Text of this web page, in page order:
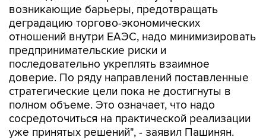
возникающие барьеры, предотвращать
деградацию торгово-экономических
отношений внутри ЕАЭС, надо минимизировать
предпринимательские риски и
последовательно укреплять взаимное
доверие. По ряду направлений поставленные
стратегические цели пока не достигнуты в
полном объеме. Это означает, что надо
сосредоточиться на практической реализации
уже принятых решений", - заявил Пашинян.